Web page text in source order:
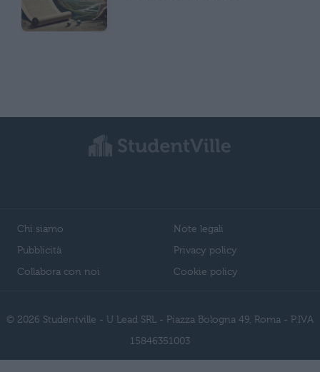
Chi siamo
Pubblicità
Collabora con noi
Note legali
Privacy policy
Cookie policy
© 2026 Studentville - U Lead SRL - Piazza Bologna 49, Roma - P.IVA
15846351003